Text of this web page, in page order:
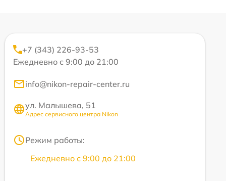
+7 (343) 226-93-53
Ежедневно с 9:00 до 21:00
info@nikon-repair-center.ru
ул. Малышева, 51
Адрес сервисного центра Nikon
Режим работы:
Ежедневно с 9:00 до 21:00